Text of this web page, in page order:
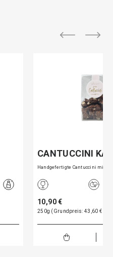
CANTUCCINI
Handgefertigte Cantuccini mit…
10,90 €
250g (Grundpreis: 43,60 € pro